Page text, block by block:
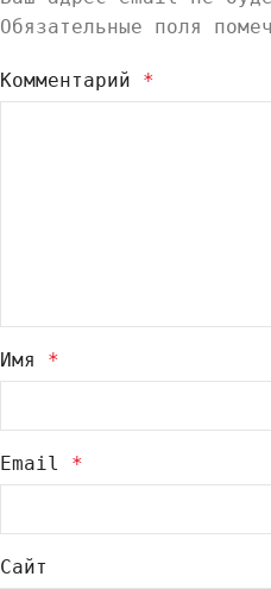
Обязательные поля
Комментарий *
Имя *
Email *
Сайт